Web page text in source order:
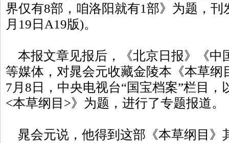
界仅有8部，咱洛阳就有1部》为题，刊
月19日A19版)。
本报文章见报后，《北京日报》《中
等媒体，对晁会元收藏金陵本《本草纲
7月8日，中央电视台“国宝档案”栏目
<本草纲目>》为题，进行了专题报道。
晁会元说，他得到这部《本草纲目》